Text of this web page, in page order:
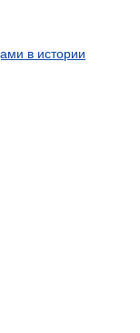
в истории